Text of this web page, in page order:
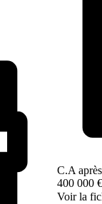
C.A
400 000 €
Voir la